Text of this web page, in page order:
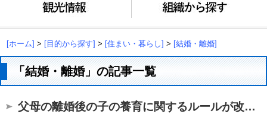
[ホーム] > [目的から探す] > [住まい・暮らし] > [結婚・離婚]
「結婚・離婚」の記事一覧
父母の離婚後の子の養育に関するルールが改正されます